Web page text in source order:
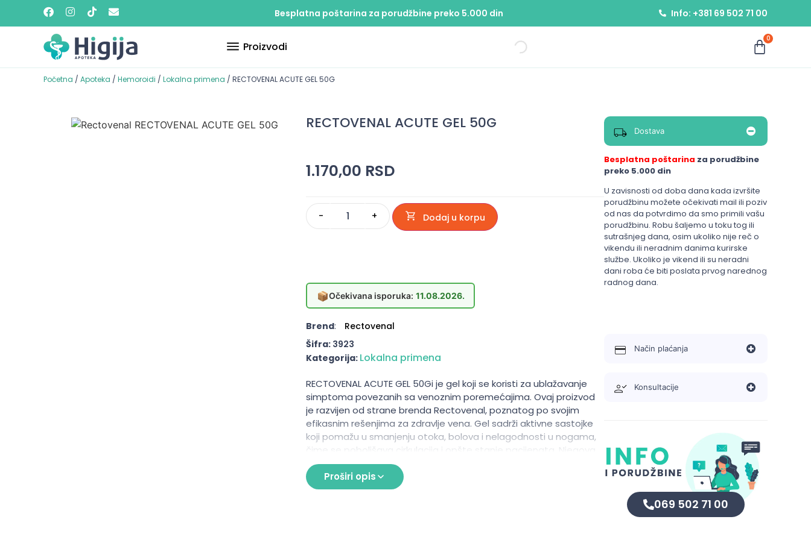
Besplatna poštarina za porudžbine preko 5.000 din Info: +381 69 502 71 00
Proizvodi
0
Početna / Apoteka / Hemoroidi / Lokalna primena / RECTOVENAL ACUTE GEL 50G
RECTOVENAL ACUTE GEL 50G
1.170,00 RSD
- + Dodaj u korpu
📦Očekivana isporuka: 11.08.2026.
Brend:
Rectovenal
Šifra: 3923
Kategorija: Lokalna primena
RECTOVENAL ACUTE GEL 50Gi je gel koji se koristi za ublažavanje
simptoma povezanih sa venoznim poremećajima. Ovaj proizvod
je razvijen od strane brenda Rectovenal, poznatog po svojim
efikasnim rešenjima za zdravlje vena. Gel sadrži aktivne sastojke
koji pomažu u smanjenju otoka, bolova i nelagodnosti u nogama,
čime se poboljšava cirkulacija i opšte stanje pacijenata. Njegova
lagana tekstura omogućava brzo upijanje, što ga čini praktičnim
za svakodnevnu upotrebu.
Proširi opis
Dostava
Besplatna poštarina za porudžbine
preko 5.000 din
U zavisnosti od doba dana kada izvršite
porudžbinu možete očekivati mail ili poziv
od nas da potvrdimo da smo primili vašu
porudžbinu. Robu šaljemo u toku tog ili
sutrašnjeg dana, osim ukoliko nije reč o
vikendu ili neradnim danima kurirske
službe. Ukoliko je vikend ili su neradni
dani roba će biti poslata prvog narednog
radnog dana.
Način plaćanja
Konsultacije
069 502 71 00